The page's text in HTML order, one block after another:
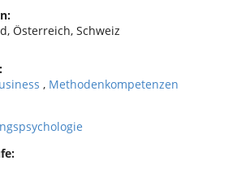
Österreich, Schweiz
, Methodenkompetenzen